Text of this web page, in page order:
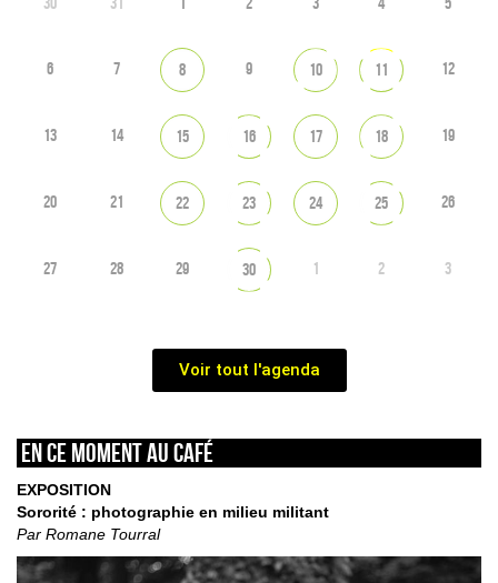
6 7 8 9 10 11 12
13 14 15 16 17 18 19
20 21 22 23 24 25 26
27 28 29 30 1 2 3
Voir tout l'agenda
En ce moment au café
EXPOSITION
Sororité : photographie en milieu militant
Par Romane Tourral